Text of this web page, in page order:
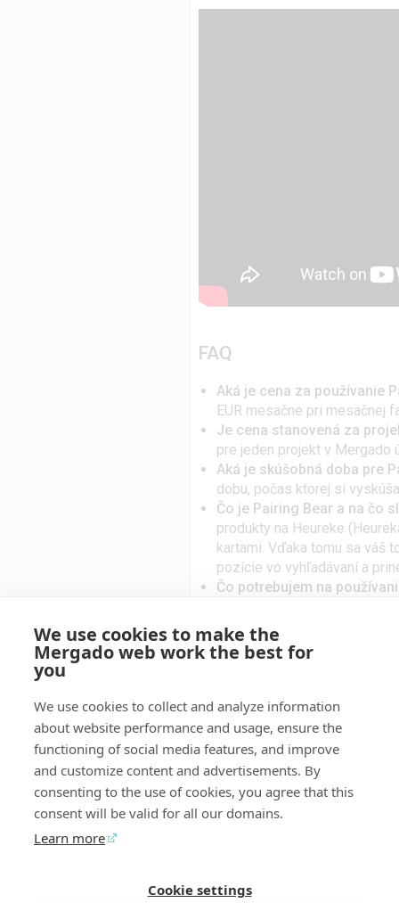
Audit Kontakt
FAQ
Aká je cena za používanie
EUR mesačne pri mesačnej
Je cena stanovená za
pre jeden projekt v Mergado
Aká je skúšobná doba pre
dobu, počas ktorej si
Čo je Pairing Bear a na čo
produkty na Heureke
kartami. Vďaka tomu sa váš
pozície vo vyhľadávaní a
Čo potrebujem na
Heureke, aby ste získali
Ako nahrám dáta o
Pairing Bear.
Podporuje Pairing Bear aj
Heureka.cz a Heureka.sk.
Pre projekty
We use cookies to make the
Mergado web work the best for
you
We use cookies to collect and analyze information
about website performance and usage, ensure the
functioning of social media features, and improve
and customize content and advertisements. By
consenting to the use of cookies, you agree that this
consent will be valid for all our domains.
Learn more
Cookie settings